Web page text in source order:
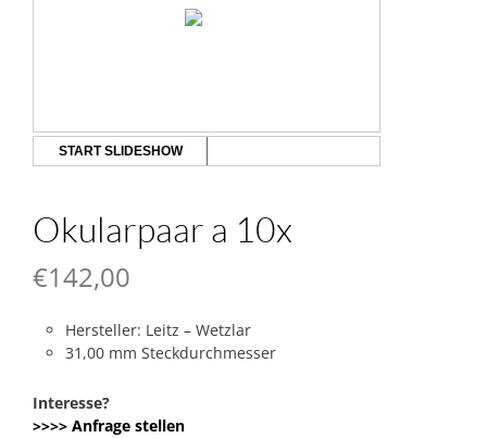
START SLIDESHOW
Okularpaar a 10x
€142,00
Hersteller: Leitz – Wetzlar
31,00 mm Steckdurchmesser
Interesse?
>>>> Anfrage stellen